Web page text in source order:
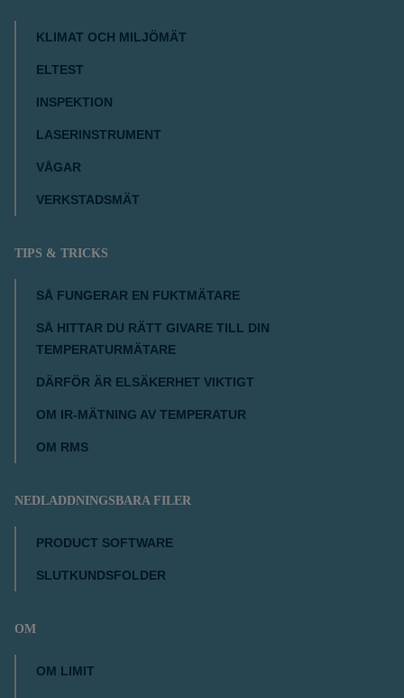
KLIMAT OCH MILJÖMÄT
ELTEST
INSPEKTION
LASERINSTRUMENT
VÅGAR
VERKSTADSMÄT
TIPS & TRICKS
SÅ FUNGERAR EN FUKTMÄTARE
SÅ HITTAR DU RÄTT GIVARE TILL DIN
TEMPERATURMÄTARE
DÄRFÖR ÄR ELSÄKERHET VIKTIGT
OM IR-MÄTNING AV TEMPERATUR
OM RMS
NEDLADDNINGSBARA FILER
PRODUCT SOFTWARE
SLUTKUNDSFOLDER
OM
OM LIMIT